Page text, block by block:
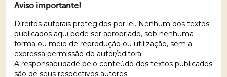
Aviso importante!
Direitos autorais protegidos por lei. Nenhum dos textos
publicados aqui pode ser apropriado, sob nenhuma
forma ou meio de reprodução ou utilização, sem a
expressa permissão do autor/editora.
A responsabilidade pelo conteúdo dos textos publicados
são de seus respectivos autores.